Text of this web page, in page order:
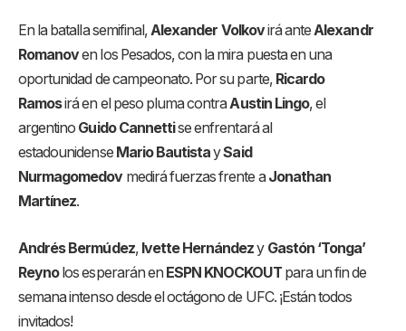
En la batalla semifinal,Alexander Volkovirá anteAlexandr
Romanoven los Pesados, con la mira puesta en una
oportunidad de campeonato. Por su parte, Ricardo
Ramosirá en el peso pluma contraAustin Lingo, el
argentino Guido Cannettise enfrentará al
estadounidense Mario BautistaySaid
Nurmagomedovmedirá fuerzas frente a Jonathan
Martínez.
Andrés Bermúdez, Ivette Hernándezy Gastón ‘Tonga’
Reynolos esperarán en ESPN KNOCKOUTpara un fin de
semana intenso desde el octágono de UFC. ¡Están todos
invitados!